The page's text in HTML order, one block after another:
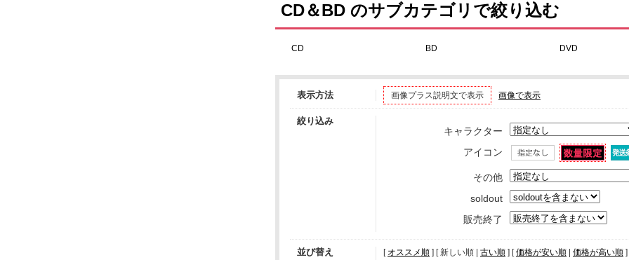
CD＆BD のサブカテゴリで絞り込む
CD BD DVD
表示方法 画像プラス説明文で表示 画像で表示
絞り込み
キャラクター
アイコン
その他
soldout
販売終了
並び替え [ オススメ順 ] [ 新しい順 | 古い順 ] [価格が安い順 | 価格が高い順